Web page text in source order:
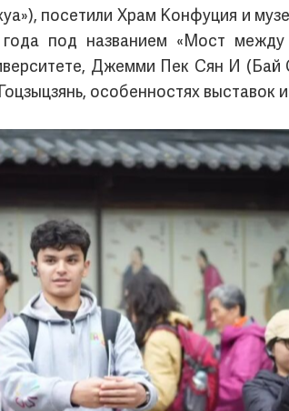
посетили Храм Конфуция и
под названием «Мост
Джемми Пек Сян И (Бай
особенностях выставок